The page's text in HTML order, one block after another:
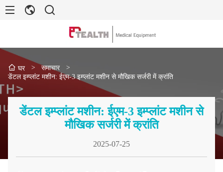
घर > समाचार
>
डेंटल इम्प्लांट मशीन: ईएम-3 इम्प्लांट मशीन से मौखिक सर्जरी में क्रांति
डेंटल इम्प्लांट मशीन: ईएम-3 इम्प्लांट मशीन से
मौखिक सर्जरी में क्रांति
2025-07-25